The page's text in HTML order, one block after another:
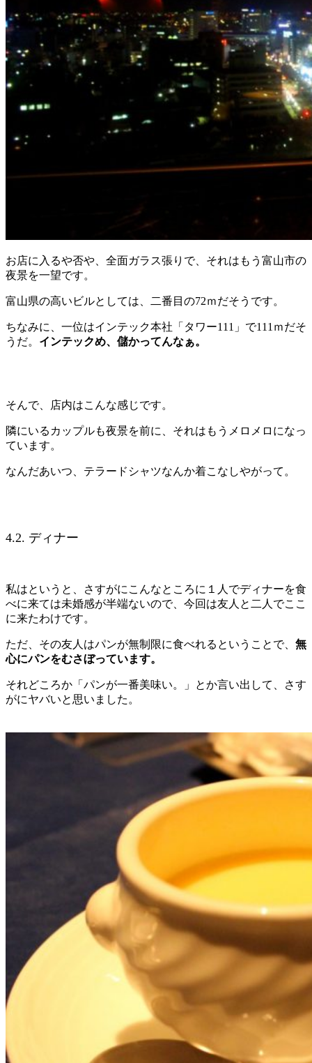
お店に入るや否や、全面ガラス張りで、それはもう富山市の
夜景を一望です。
富山県の高いビルとしては、二番目の72ｍだそうです。
ちなみに、一位はインテック本社「タワー111」で111ｍだそ
うだ。 インテックめ、儲かってんなぁ。
そんで、店内はこんな感じです。
隣にいるカップルも夜景を前に、それはもうメロメロになっ
ています。
なんだあいつ、テラードシャツなんか着こなしやがって。
4.2. ディナー
私はというと、さすがにこんなところに１人でディナーを食
べに来ては未婚感が半端ないので、今回は友人と二人でここ
に来たわけです。
ただ、その友人はパンが無制限に食べれるということで、 無
心にパンをむさぼっています。
それどころか「パンが一番美味い。」とか言い出して、さす
がにヤバいと思いました。